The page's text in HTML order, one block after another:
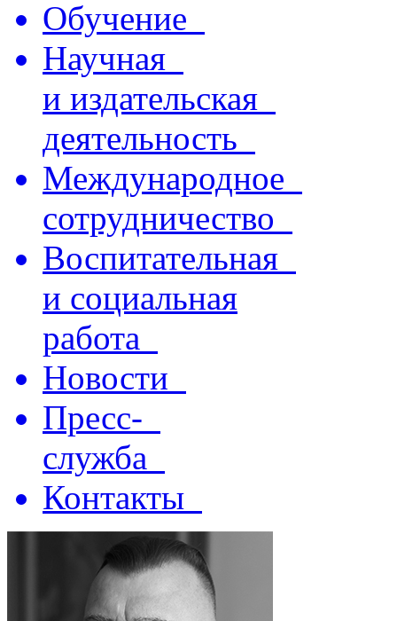
Обучение
Научная
и издательская
деятельность
Международное
сотрудничество
Воспитательная
и социальная
работа
Новости
Пресс-
служба
Контакты